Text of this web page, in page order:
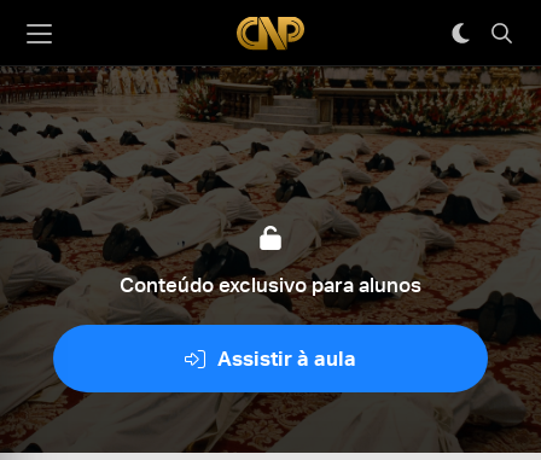
Conteúdo exclusivo para alunos
Assistir à aula